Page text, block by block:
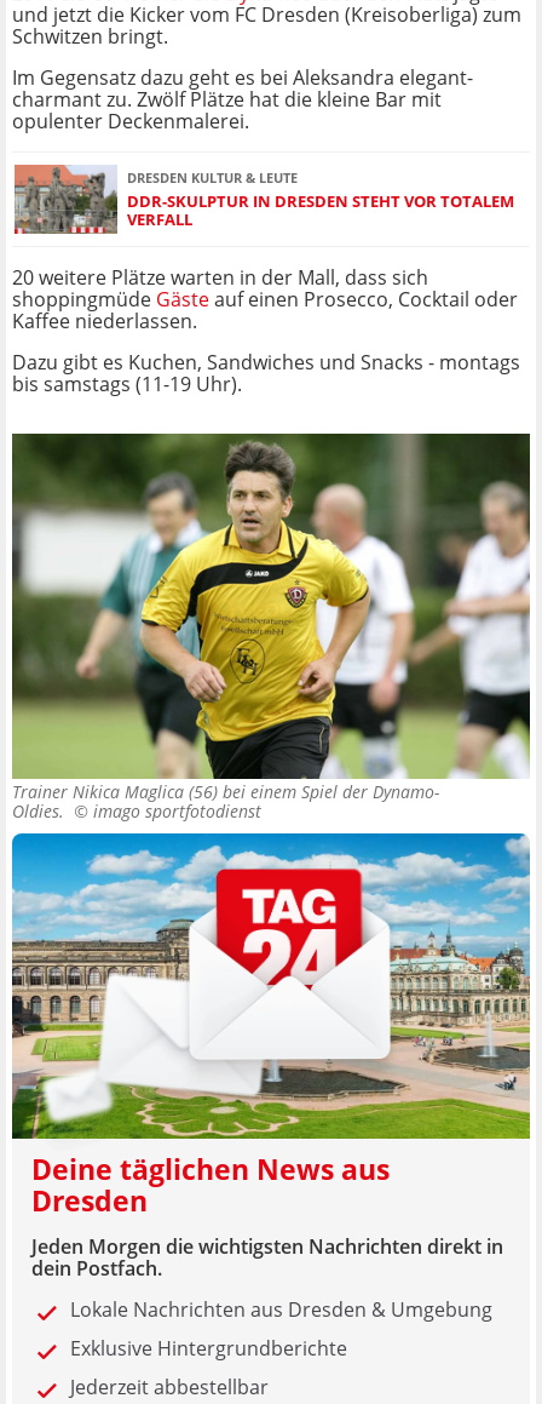
und jetzt die Kicker vom FC Dresden (Kreisoberliga) zum
Schwitzen bringt.
Im Gegensatz dazu geht es bei Aleksandra elegant-
charmant zu. Zwölf Plätze hat die kleine Bar mit
opulenter Deckenmalerei.
DRESDEN KULTUR & LEUTE
DDR-SKULPTUR IN DRESDEN STEHT VOR TOTALEM
VERFALL
20 weitere Plätze warten in der Mall, dass sich
shoppingmüde Gästeauf einen Prosecco, Cocktail oder
Kaffee niederlassen.
Dazu gibt es Kuchen, Sandwiches und Snacks - montags
bis samstags (11-19 Uhr).
Trainer Nikica Maglica (56) bei einem Spiel der Dynamo-
Oldies. © imago sportfotodienst
Deine täglichen News aus
Dresden
Jeden Morgen die wichtigsten Nachrichten direkt in
dein Postfach.
Lokale Nachrichten aus Dresden & Umgebung
Exklusive Hintergrundberichte
Jederzeit abbestellbar